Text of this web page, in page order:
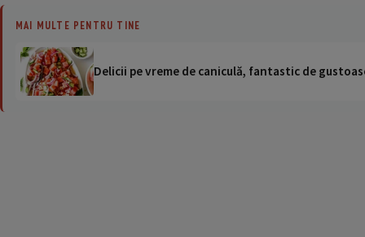
MAI MULTE PENTRU TINE
Delicii pe vreme de caniculă, fantastic de